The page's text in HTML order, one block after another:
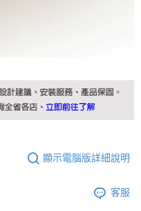
顯示電腦版詳細說明
客服